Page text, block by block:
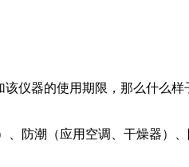
器的使用期限，那么什么
潮（应用空调、干燥器）、